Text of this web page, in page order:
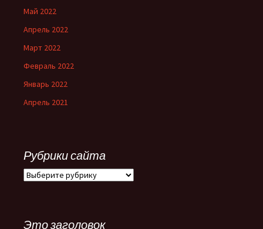
Май 2022
Апрель 2022
Март 2022
Февраль 2022
Январь 2022
Апрель 2021
Рубрики сайта
Рубрики
Это заголовок